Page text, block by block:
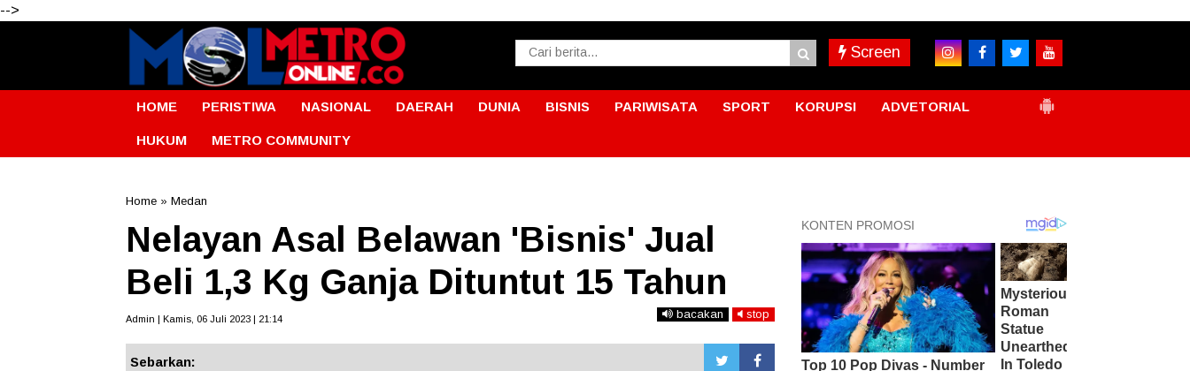
-->
Screen
HOME PERISTIWA NASIONAL DAERAH DUNIA BISNIS PARIWISATA SPORT KORUPSI ADVETORIAL
HUKUM METRO COMMUNITY
Home » Medan
Nelayan Asal Belawan 'Bisnis' Jual
Beli 1,3 Kg Ganja Dituntut 15 Tahun
Admin | Kamis, 06 Juli 2023 | 21:14 bacakan stop
Sebarkan: